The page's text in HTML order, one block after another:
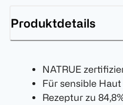
Produktdetails
NATRUE
Für sensible
Rezeptur zu